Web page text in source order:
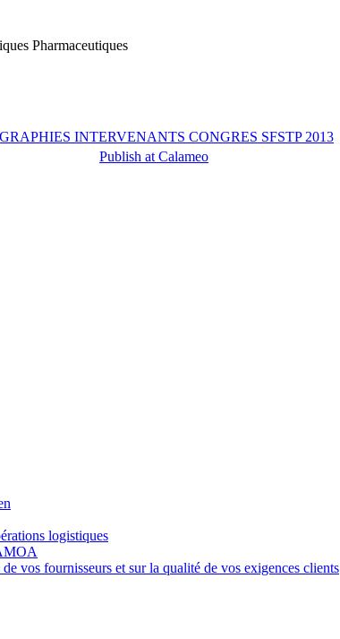
Pharmaceutiques
INTERVENANTS CONGRES SFSTP 2013
Publish at Calameo
logistiques
vos fournisseurs et sur la qualité de vos exigences clients